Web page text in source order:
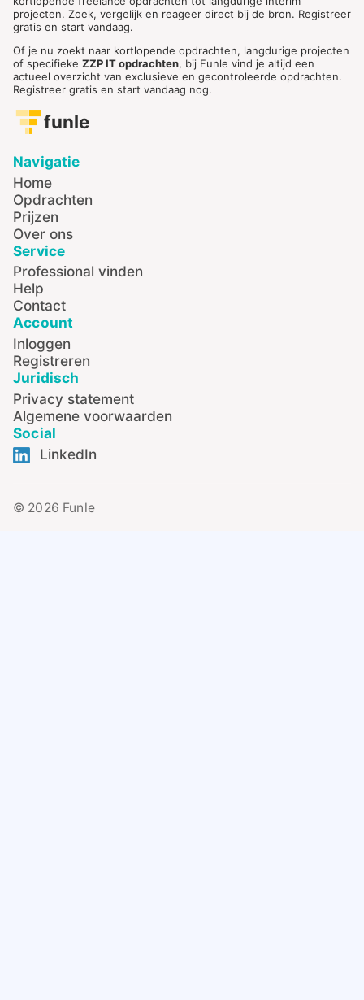
projecten. Zoek, vergelijk en reageer direct bij de bron. Registreer
gratis en start vandaag.
Of je nu zoekt naar kortlopende opdrachten, langdurige projecten
of specifieke ZZP IT opdrachten, bij Funle vind je altijd een
actueel overzicht van exclusieve en gecontroleerde opdrachten.
Registreer gratis en start vandaag nog.
funle
Navigatie
Home
Opdrachten
Prijzen
Over ons
Service
Professional vinden
Help
Contact
Account
Inloggen
Registreren
Juridisch
Privacy statement
Algemene voorwaarden
Social
LinkedIn
© 2026 Funle